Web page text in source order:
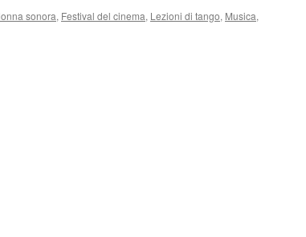
sonora, Festival del cinema, Lezioni di tango, Musica,